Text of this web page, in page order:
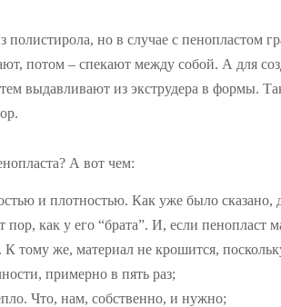
полистирола, но в случае с пенопластом
потом – спекают между собой. А для
выдавливают из экструдера в формы.
А вот чем:
и плотностью. Как уже было сказано,
пор, как у его “брата”. И, если
тому же, материал не крошится,
примерно в пять раз;
Что, нам, собственно, и нужно;